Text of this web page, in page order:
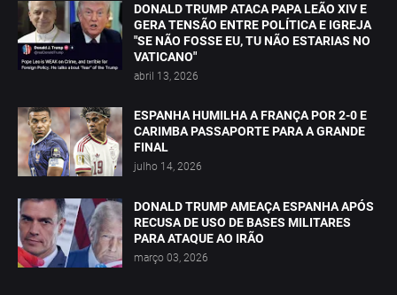
DONALD TRUMP ATACA PAPA LEÃO XIV E
GERA TENSÃO ENTRE POLÍTICA E IGREJA
"SE NÃO FOSSE EU, TU NÃO ESTARIAS NO
VATICANO"
abril 13, 2026
ESPANHA HUMILHA A FRANÇA POR 2-0 E
CARIMBA PASSAPORTE PARA A GRANDE
FINAL
julho 14, 2026
DONALD TRUMP AMEAÇA ESPANHA APÓS
RECUSA DE USO DE BASES MILITARES
PARA ATAQUE AO IRÃO
março 03, 2026